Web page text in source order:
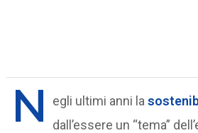
N egli ultimi anni la
dall’essere un “tema”